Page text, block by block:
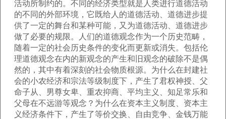
活动所制约的。不同的经济类型就是人类进行道德活动
的不同的外部环境，它既给人的道德活动、道德进步提
供了一定的舞台和某种可能，又为道德活动、道德进步
做了必要的规限。人们的道德观念作为一个历史范畴，
随着一定的社会历史条件的变化而更新或消失。包括伦
理道德观念在内的新观念的产生和旧观念的破除不是偶
然的，其中有着深刻的社会物质根源。为什么在封建社
会的小农经济和宗法等级制度下，产生了君权神授、父
命子从、男尊女卑、重农抑商、平均主义、知足常乐和
父母在不远游等观念？为什么在资本主义制度、资本主
义经济条件下，产生了等价交换、自由竞争、金钱万能